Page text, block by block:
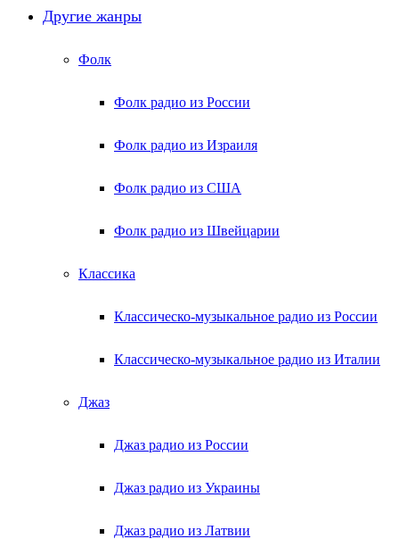
Другие жанры
Фолк
Фолк радио из России
Фолк радио из Израиля
Фолк радио из США
Фолк радио из Швейцарии
Классика
Классическо-музыкальное радио из России
Классическо-музыкальное радио из Италии
Джаз
Джаз радио из России
Джаз радио из Украины
Джаз радио из Латвии